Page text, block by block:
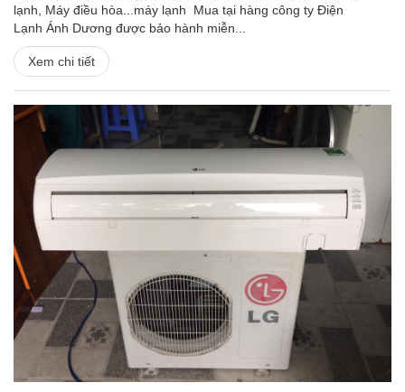
lạnh, Máy điều hòa...máy lạnh Mua tại hàng công ty Điện
Lạnh Ánh Dương được bảo hành miễn...
Xem chi tiết